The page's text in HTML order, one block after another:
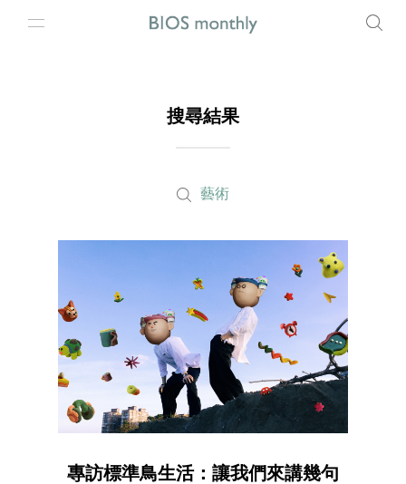
搜尋結果
藝術
專訪標準鳥生活：讓我們來講幾句